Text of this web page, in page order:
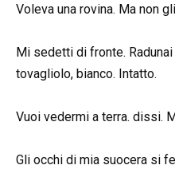
Voleva una rovina. Ma non
Mi sedetti di fronte.
tovagliolo, bianco. Intatto.
Vuoi vedermi a terra. dissi.
Gli occhi di mia suocera si